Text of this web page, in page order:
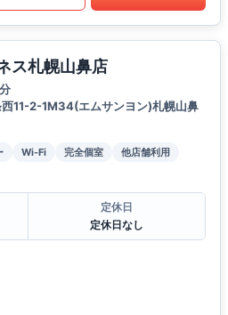
ス札幌山鼻店
11-2-1M34(エムサンヨン)札幌山鼻
Wi-Fi 完全個室
他店舗利用
定休日
定休日なし